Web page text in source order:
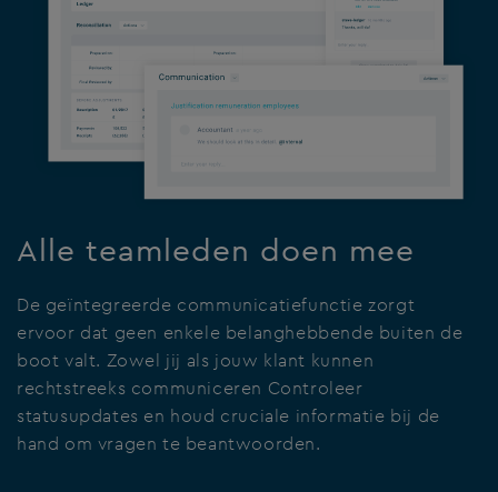
Alle teamleden doen mee
De geïntegreerde communicatiefunctie zorgt
ervoor dat geen enkele belanghebbende buiten de
boot valt. Zowel jij als jouw klant kunnen
rechtstreeks communiceren Controleer
statusupdates en houd cruciale informatie bij de
hand om vragen te beantwoorden.